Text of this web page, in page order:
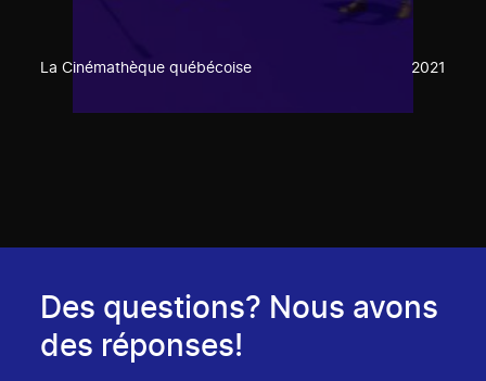
La Cinémathèque québécoise 2021
Des questions? Nous avons
des réponses!